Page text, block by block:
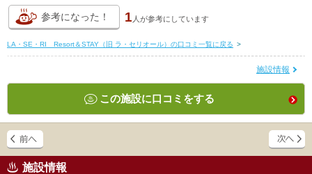
参考になった！ 1 人が参考にしています
LA・SE・RI Resort＆STAY（旧 ラ・セリオール）の口コミ一覧に戻る >
施設情報
この施設に口コミをする
施設情報